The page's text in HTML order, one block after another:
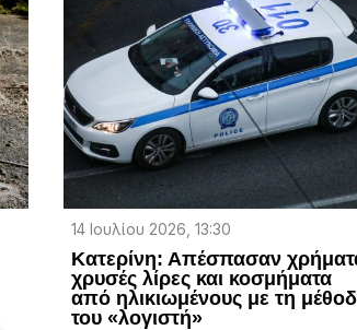
14 Ιουλίου 2026, 13:30
Κατερίνη: Απέσπασαν
χρυσές λίρες και κοσμήματα
από ηλικιωμένους με τη
του «λογιστή»